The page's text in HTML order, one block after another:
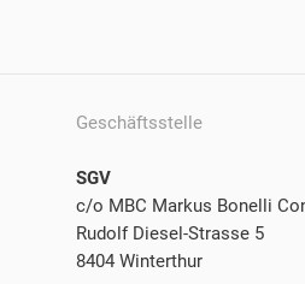
Geschäftsstelle
SGV
c/o MBC Markus Bonelli
Rudolf Diesel-Strasse 5
8404 Winterthur